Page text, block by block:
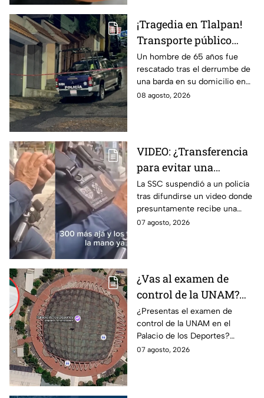
¡Tragedia en Tlalpan!
Transporte público
arrolla, mata a un
hombre y huye
Un hombre de 65 años fue
rescatado tras el derrumbe de
una barda en su domicilio en
Tlalpan, provocado por las
08 agosto, 2026
VIDEO: ¿Transferencia
para evitar una
sanción? SSC suspende
a policía y abre
investigación
La SSC suspendió a un policía
tras difundirse un video donde
presuntamente recibe una
transferencia para evitar una
07 agosto, 2026
¿Vas al examen de
control de la UNAM?
Así puedes llegar al
Palacio de los Deportes
en Metro, camión y
Metrobús
¿Presentas el examen de
control de la UNAM en el
Palacio de los Deportes?
Consulta cómo llegar en
07 agosto, 2026